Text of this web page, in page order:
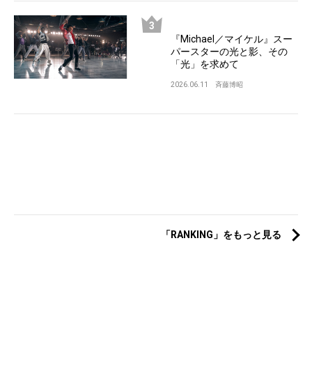
『Michael／マイケル』スー
パースターの光と影、その
「光」を求めて
2026.06.11 斉藤博昭
「RANKING」をもっと見る